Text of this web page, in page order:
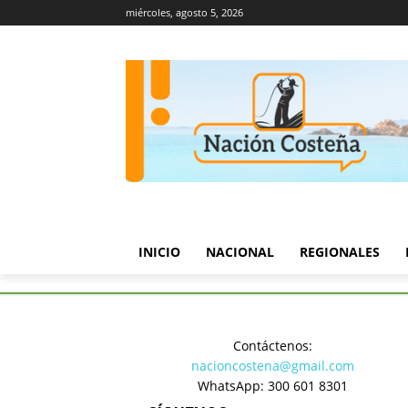
miércoles, agosto 5, 2026
INICIO NACIONAL REGIONALES
Regionales
Investiga
Contáctenos:
nacioncostena@gmail.com
WhatsApp: 300 601 8301